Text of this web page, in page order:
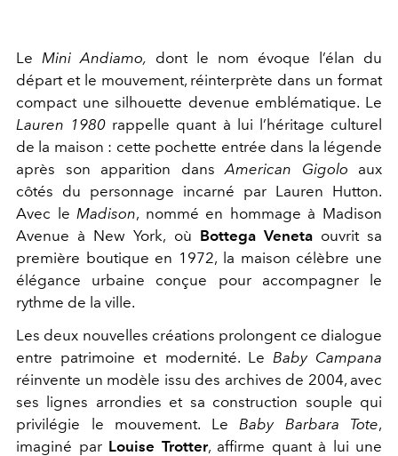
Le Mini Andiamo, dont le nom évoque l’élan du
départ et le mouvement, réinterprète dans un format
compact une silhouette devenue emblématique. Le
Lauren 1980 rappelle quant à lui l’héritage culturel
de la maison : cette pochette entrée dans la légende
après son apparition dans American Gigolo aux
côtés du personnage incarné par Lauren Hutton.
Avec le Madison, nommé en hommage à Madison
Avenue à New York, où Bottega Venetaouvrit sa
première boutique en 1972, la maison célèbre une
élégance urbaine conçue pour accompagner le
rythme de la ville.
Les deux nouvelles créations prolongent ce dialogue
entre patrimoine et modernité. Le Baby Campana
réinvente un modèle issu des archives de 2004, avec
ses lignes arrondies et sa construction souple qui
privilégie le mouvement. Le Baby Barbara Tote,
imaginé par Louise Trotter, affirme quant à lui une